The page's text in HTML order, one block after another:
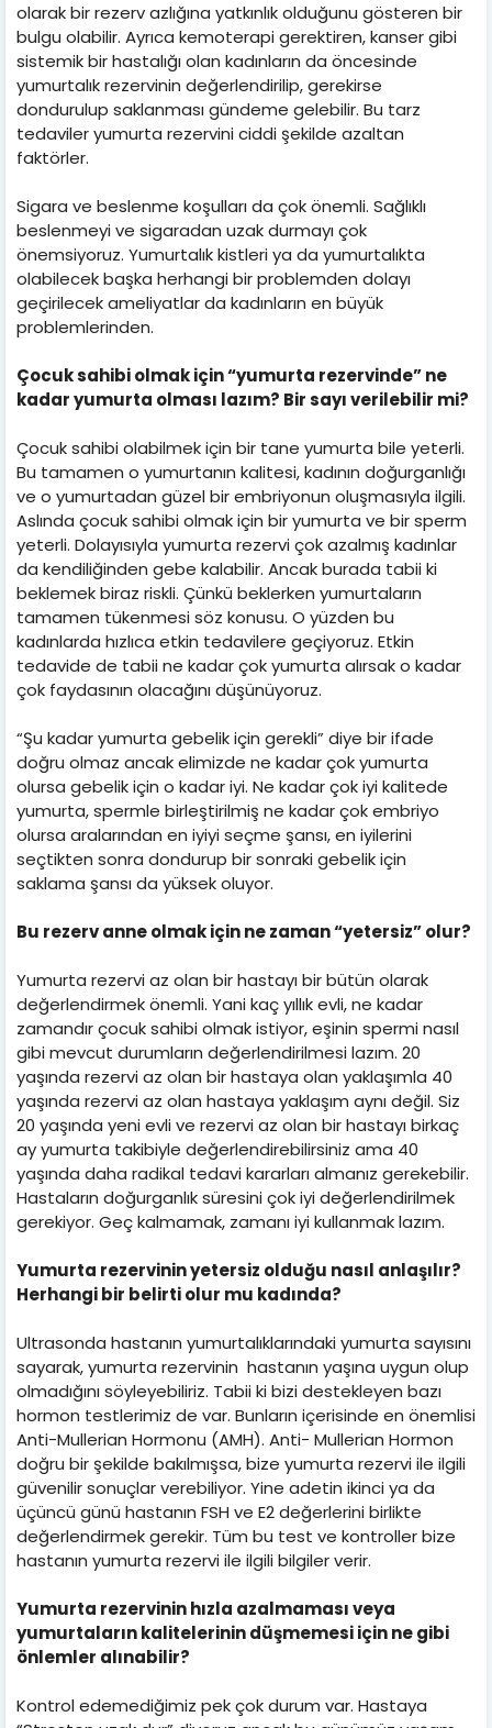
olarak bir rezerv azlığına yatkınlık olduğunu gösteren bir
bulgu olabilir. Ayrıca kemoterapi gerektiren, kanser gibi
sistemik bir hastalığı olan kadınların da öncesinde
yumurtalık rezervinin değerlendirilip, gerekirse
dondurulup saklanması gündeme gelebilir. Bu tarz
tedaviler yumurta rezervini ciddi şekilde azaltan
faktörler.
Sigara ve beslenme koşulları da çok önemli. Sağlıklı
beslenmeyi ve sigaradan uzak durmayı çok
önemsiyoruz. Yumurtalık kistleri ya da yumurtalıkta
olabilecek başka herhangi bir problemden dolayı
geçirilecek ameliyatlar da kadınların en büyük
problemlerinden.
Çocuk sahibi olmak için “yumurta rezervinde” ne
kadar yumurta olması lazım? Bir sayı verilebilir mi?
Çocuk sahibi olabilmek için bir tane yumurta bile yeterli.
Bu tamamen o yumurtanın kalitesi, kadının doğurganlığı
ve o yumurtadan güzel bir embriyonun oluşmasıyla ilgili.
Aslında çocuk sahibi olmak için bir yumurta ve bir sperm
yeterli. Dolayısıyla yumurta rezervi çok azalmış kadınlar
da kendiliğinden gebe kalabilir. Ancak burada tabii ki
beklemek biraz riskli. Çünkü beklerken yumurtaların
tamamen tükenmesi söz konusu. O yüzden bu
kadınlarda hızlıca etkin tedavilere geçiyoruz. Etkin
tedavide de tabii ne kadar çok yumurta alırsak o kadar
çok faydasının olacağını düşünüyoruz.
“Şu kadar yumurta gebelik için gerekli” diye bir ifade
doğru olmaz ancak elimizde ne kadar çok yumurta
olursa gebelik için o kadar iyi. Ne kadar çok iyi kalitede
yumurta, spermle birleştirilmiş ne kadar çok embriyo
olursa aralarından en iyiyi seçme şansı, en iyilerini
seçtikten sonra dondurup bir sonraki gebelik için
saklama şansı da yüksek oluyor.
Bu rezerv anne olmak için ne zaman “yetersiz” olur?
Yumurta rezervi az olan bir hastayı bir bütün olarak
değerlendirmek önemli. Yani kaç yıllık evli, ne kadar
zamandır çocuk sahibi olmak istiyor, eşinin spermi nasıl
gibi mevcut durumların değerlendirilmesi lazım. 20
yaşında rezervi az olan bir hastaya olan yaklaşımla 40
yaşında rezervi az olan hastaya yaklaşım aynı değil. Siz
20 yaşında yeni evli ve rezervi az olan bir hastayı birkaç
ay yumurta takibiyle değerlendirebilirsiniz ama 40
yaşında daha radikal tedavi kararları almanız gerekebilir.
Hastaların doğurganlık süresini çok iyi değerlendirilmek
gerekiyor. Geç kalmamak, zamanı iyi kullanmak lazım.
Yumurta rezervinin yetersiz olduğu nasıl anlaşılır?
Herhangi bir belirti olur mu kadında?
Ultrasonda hastanın yumurtalıklarındaki yumurta sayısını
sayarak, yumurta rezervinin hastanın yaşına uygun olup
olmadığını söyleyebiliriz. Tabii ki bizi destekleyen bazı
hormon testlerimiz de var. Bunların içerisinde en önemlisi
Anti-Mullerian Hormonu (AMH). Anti- Mullerian Hormon
doğru bir şekilde bakılmışsa, bize yumurta rezervi ile ilgili
güvenilir sonuçlar verebiliyor. Yine adetin ikinci ya da
üçüncü günü hastanın FSH ve E2 değerlerini birlikte
değerlendirmek gerekir. Tüm bu test ve kontroller bize
hastanın yumurta rezervi ile ilgili bilgiler verir.
Yumurta rezervinin hızla azalmaması veya
yumurtaların kalitelerinin düşmemesi için ne gibi
önlemler alınabilir?
Kontrol edemediğimiz pek çok durum var. Hastaya